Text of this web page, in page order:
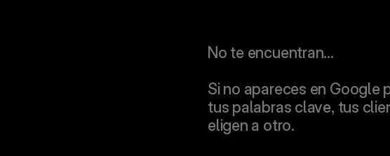
No te encuentran…
Si no apareces en Google
tus palabras clave, tus
eligen a otro.